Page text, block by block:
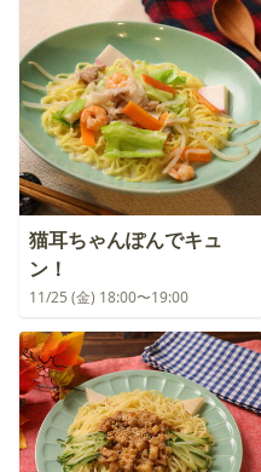
猫耳ちゃんぽんでキュ
ン！
11/25 (金) 18:00〜19:00